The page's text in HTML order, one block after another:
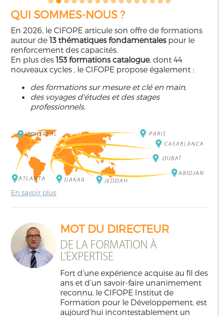
QUI SOMMES-NOUS ?
En 2026, le CIFOPE articule son offre de formations
autour de13 thématiques fondamentalespour le
renforcement des capacités.
En plus des153 formations catalogue, dont 44
nouveaux cycles , le CIFOPE propose également :
des formations sur mesure et clé en main,
des voyages d'études et des stages
professionnels.
En savoir plus
MOT DU DIRECTEUR
DE LA FORMATION À
L’EXPERTISE
Fort d’une expérience acquise au fil des
ans et d’un savoir-faire unanimement
reconnu, le CIFOPE Institut de
Formation pour le Développement, est
aujourd’hui incontestablement un